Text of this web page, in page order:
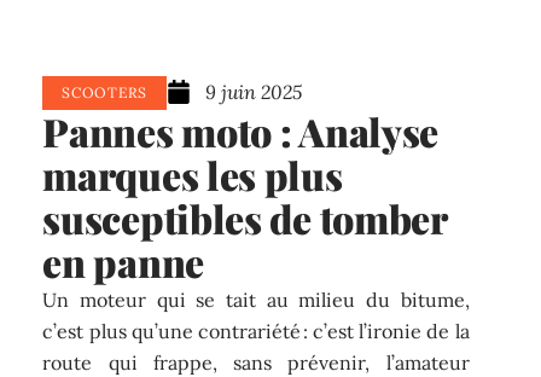
SCOOTERS 9 juin 2025
Pannes moto : Analyse
marques les plus
susceptibles de tomber
en panne
Un moteur qui se tait au milieu du bitume,
c’est plus qu’une contrariété : c’est l’ironie de la
route qui frappe, sans prévenir, l’amateur